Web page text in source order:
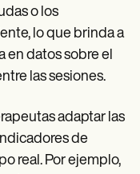
o los
lo que brinda a
en datos sobre el
las sesiones.
adaptar las
de
real. Por ejemplo,